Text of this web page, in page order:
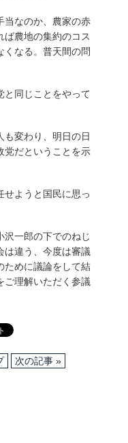
当なのか、農家の赤
ば農地の集約のコス
くなる。普天間の問
と同じことをやって
も変わり、明日の日
党だということを示
せようと国民に思っ
沢一郎の下でのねじ
は違う、今度は審議
ために議論をして結
ご理解いただく参議
次の記事 »